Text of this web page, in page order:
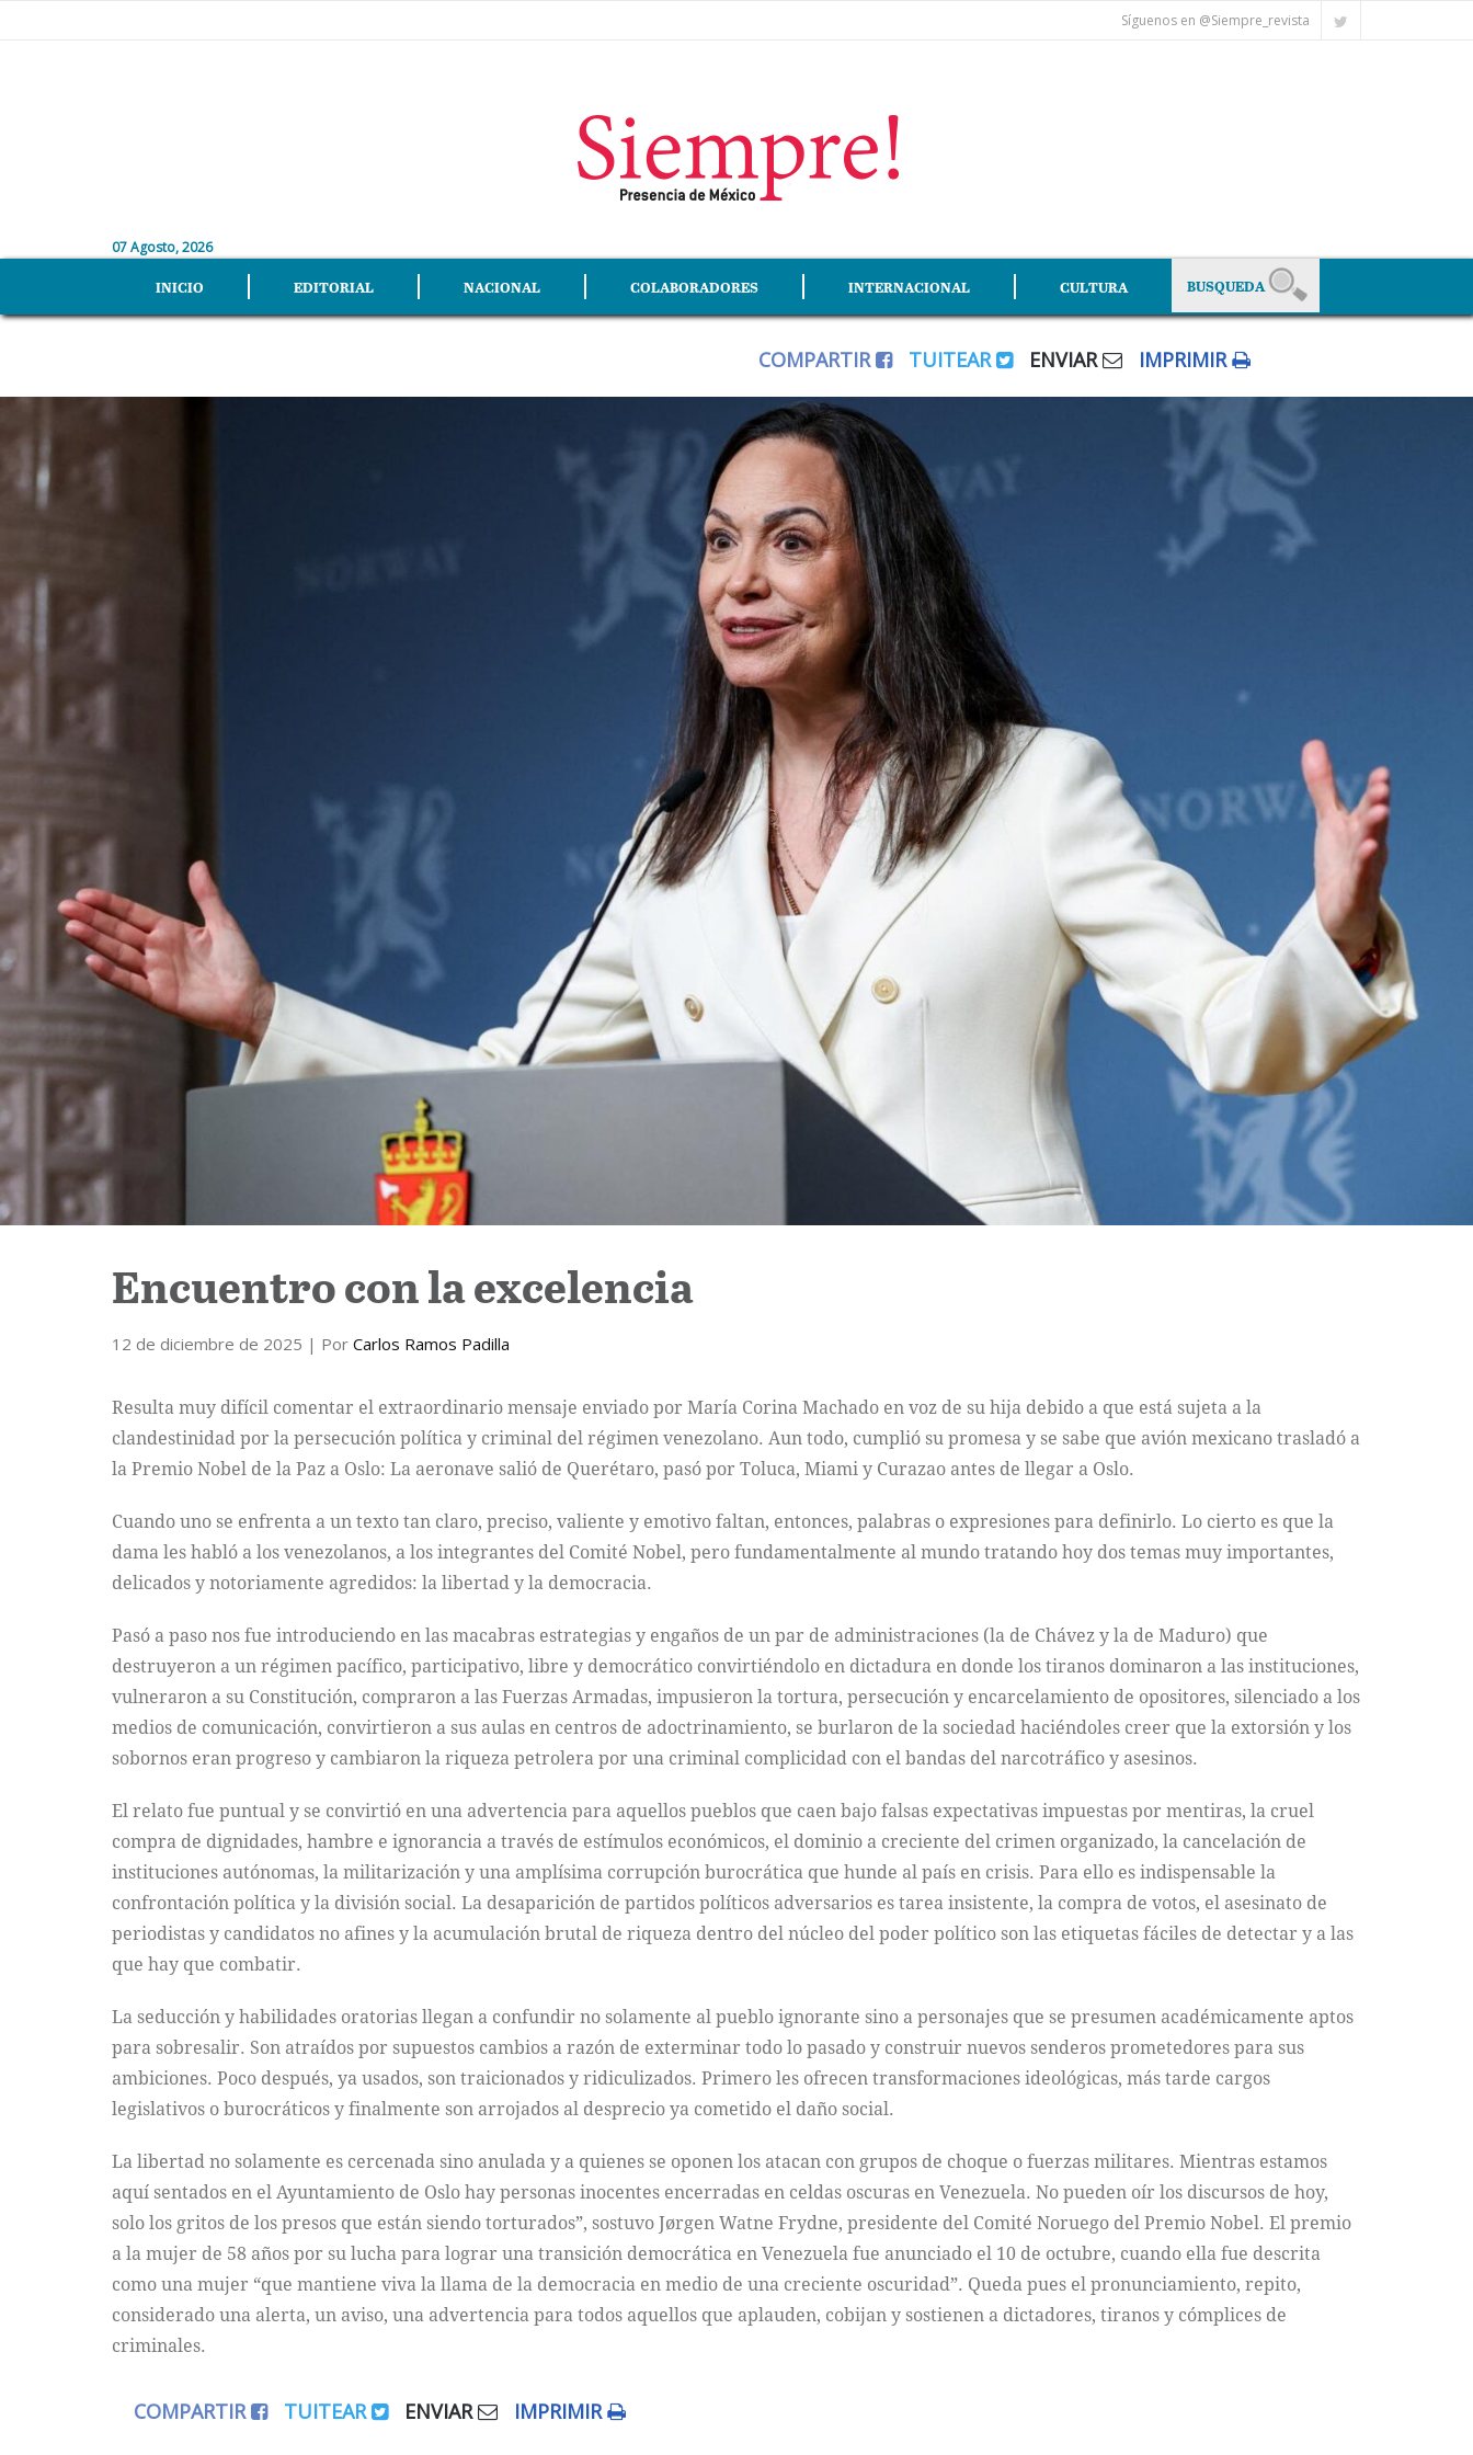
Síguenos en @Siempre_revista
07 Agosto, 2026
INICIO EDITORIAL NACIONAL COLABORADORES INTERNACIONAL CULTURA
COMPARTIR TUITEAR ENVIAR IMPRIMIR
Encuentro con la excelencia
12 de diciembre de 2025 | Por Carlos Ramos Padilla
Resulta muy difícil comentar el extraordinario mensaje enviado por María Corina Machado en voz de su hija debido a que está sujeta a la
clandestinidad por la persecución política y criminal del régimen venezolano. Aun todo, cumplió su promesa y se sabe que avión mexicano trasladó a
la Premio Nobel de la Paz a Oslo: La aeronave salió de Querétaro, pasó por Toluca, Miami y Curazao antes de llegar a Oslo.
Cuando uno se enfrenta a un texto tan claro, preciso, valiente y emotivo faltan, entonces, palabras o expresiones para definirlo. Lo cierto es que la
dama les habló a los venezolanos, a los integrantes del Comité Nobel, pero fundamentalmente al mundo tratando hoy dos temas muy importantes,
delicados y notoriamente agredidos: la libertad y la democracia.
Pasó a paso nos fue introduciendo en las macabras estrategias y engaños de un par de administraciones (la de Chávez y la de Maduro) que
destruyeron a un régimen pacífico, participativo, libre y democrático convirtiéndolo en dictadura en donde los tiranos dominaron a las instituciones,
vulneraron a su Constitución, compraron a las Fuerzas Armadas, impusieron la tortura, persecución y encarcelamiento de opositores, silenciado a los
medios de comunicación, convirtieron a sus aulas en centros de adoctrinamiento, se burlaron de la sociedad haciéndoles creer que la extorsión y los
sobornos eran progreso y cambiaron la riqueza petrolera por una criminal complicidad con el bandas del narcotráfico y asesinos.
El relato fue puntual y se convirtió en una advertencia para aquellos pueblos que caen bajo falsas expectativas impuestas por mentiras, la cruel
compra de dignidades, hambre e ignorancia a través de estímulos económicos, el dominio a creciente del crimen organizado, la cancelación de
instituciones autónomas, la militarización y una amplísima corrupción burocrática que hunde al país en crisis. Para ello es indispensable la
confrontación política y la división social. La desaparición de partidos políticos adversarios es tarea insistente, la compra de votos, el asesinato de
periodistas y candidatos no afines y la acumulación brutal de riqueza dentro del núcleo del poder político son las etiquetas fáciles de detectar y a las
que hay que combatir.
La seducción y habilidades oratorias llegan a confundir no solamente al pueblo ignorante sino a personajes que se presumen académicamente aptos
para sobresalir. Son atraídos por supuestos cambios a razón de exterminar todo lo pasado y construir nuevos senderos prometedores para sus
ambiciones. Poco después, ya usados, son traicionados y ridiculizados. Primero les ofrecen transformaciones ideológicas, más tarde cargos
legislativos o burocráticos y finalmente son arrojados al desprecio ya cometido el daño social.
La libertad no solamente es cercenada sino anulada y a quienes se oponen los atacan con grupos de choque o fuerzas militares. Mientras estamos
aquí sentados en el Ayuntamiento de Oslo hay personas inocentes encerradas en celdas oscuras en Venezuela. No pueden oír los discursos de hoy,
solo los gritos de los presos que están siendo torturados”, sostuvo Jørgen Watne Frydne, presidente del Comité Noruego del Premio Nobel. El premio
a la mujer de 58 años por su lucha para lograr una transición democrática en Venezuela fue anunciado el 10 de octubre, cuando ella fue descrita
como una mujer “que mantiene viva la llama de la democracia en medio de una creciente oscuridad”. Queda pues el pronunciamiento, repito,
considerado una alerta, un aviso, una advertencia para todos aquellos que aplauden, cobijan y sostienen a dictadores, tiranos y cómplices de
criminales.
COMPARTIR TUITEAR ENVIAR IMPRIMIR